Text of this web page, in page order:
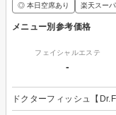
◎ 本日空席あり 楽天スー
メニュー別参考価格
フェイシャルエステ
-
ドクターフィッシュ【